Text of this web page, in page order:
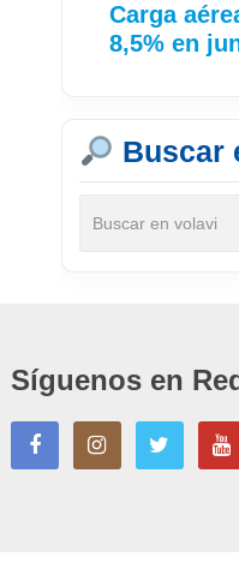
Carga
8,5% en
Buscar
Síguenos en